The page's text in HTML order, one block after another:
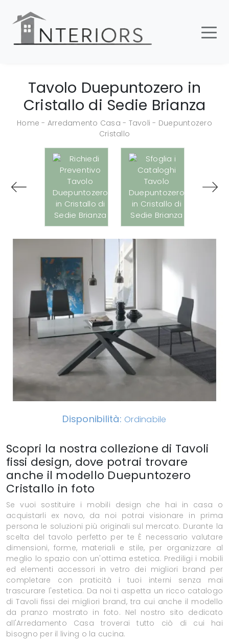
Tavolo Duepuntozero in
Cristallo di Sedie Brianza
Home - Arredamento Casa - Tavoli - Duepuntozero
Cristallo
Disponibilità: Ordinabile
Scopri la nostra collezione di Tavoli
fissi design, dove potrai trovare
anche il modello Duepuntozero
Cristallo in foto
Se vuoi sostituire i mobili design che hai in casa o
acquistarli ex novo, da noi potrai visionare in prima
persona le soluzioni più originali sul mercato. Durante la
scelta del tavolo perfetto per te È necessario valutare
dimensioni, forme, materiali e stile, per organizzare al
meglio lo spazio con un'ottima estetica. Prediligi i mobili
ed elementi accessori in vetro dei migliori brand per
completare con praticità i tuoi interni senza mai
trascurare l'estetica. Da noi ti aspetta un ricco catalogo
di Tavoli fissi dei migliori brand, tra cui anche il modello
da pranzo mostrato in foto. Nel nostro sito dedicato
all'Arredamento Casa troverai tutto ciò di cui hai
bisogno per il living o la cucina.